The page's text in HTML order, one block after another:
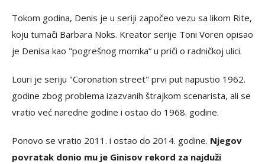
Tokom godina, Denis je u seriji započeo vezu sa likom Rite,
koju tumači Barbara Noks. Kreator serije Toni Voren opisao
je Denisa kao "pogrešnog momka“ u priči o radničkoj ulici.
Louri je seriju "Coronation street" prvi put napustio 1962.
godine zbog problema izazvanih štrajkom scenarista, ali se
vratio već naredne godine i ostao do 1968. godine.
Ponovo se vratio 2011. i ostao do 2014. godine. Njegov
povratak donio mu je Ginisov rekord za najduži